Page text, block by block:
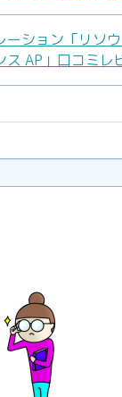
ーション「リソ
ス AP」口コミレ